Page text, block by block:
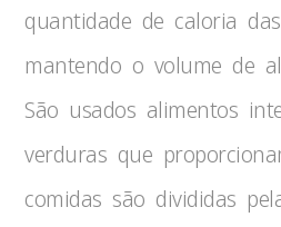
quantidade de caloria
mantendo o volume de
São usados alimentos
verduras que
comidas são divididas